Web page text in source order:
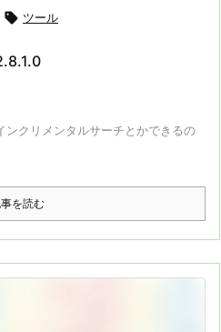
 ツール
クリメンタルサーチとかできるの
を読む